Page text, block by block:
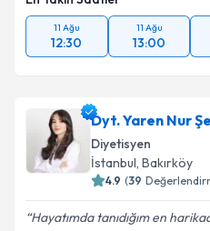
11 Ağu
12:30
11 Ağu
13:00
Dyt. Yaren Nur
Diyetisyen
İstanbul, Bakırköy
4.9 (39
Hayatımda tanıdığım en